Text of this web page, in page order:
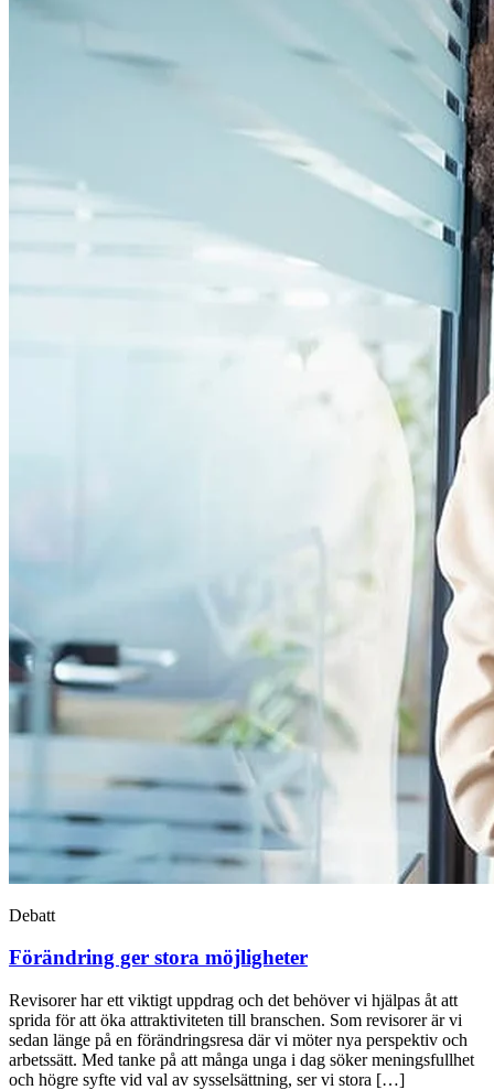
Debatt
Förändring ger stora möjligheter
Revisorer har ett viktigt uppdrag och det behöver vi hjälpas åt att
sprida för att öka attraktiviteten till branschen. Som revisorer är vi
sedan länge på en förändringsresa där vi möter nya perspektiv och
arbetssätt. Med tanke på att många unga i dag söker meningsfullhet
och högre syfte vid val av sysselsättning, ser vi stora […]